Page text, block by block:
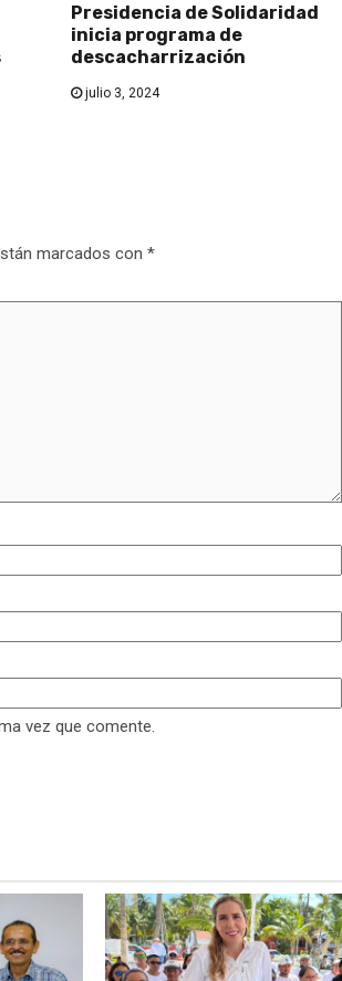
Presidencia de Solidaridad
inicia programa de
descacharrización
julio 3, 2024
marcados con *
vez que comente.